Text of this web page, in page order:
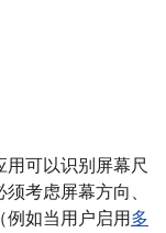
用可以识别屏幕尺
考虑屏幕方向、
例如当用户启用多